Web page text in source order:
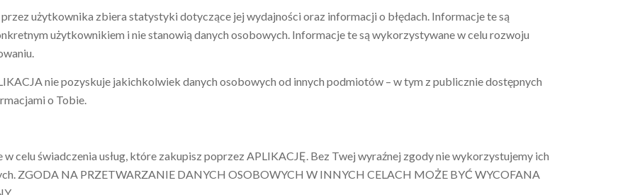
użytkownika zbiera statystyki dotyczące jej wydajności oraz informacji o błędach. Informacje te są
użytkownikiem i nie stanowią danych osobowych. Informacje te są wykorzystywane w celu rozwoju
nie pozyskuje jakichkolwiek danych osobowych od innych podmiotów – w tym z publicznie dostępnych
o Tobie.
celu świadczenia usług, które zakupisz poprzez APLIKACJĘ. Bez Twej wyraźnej zgody nie wykorzystujemy ich
ZGODA NA PRZETWARZANIE DANYCH OSOBOWYCH W INNYCH CELACH MOŻE BYĆ WYCOFANA